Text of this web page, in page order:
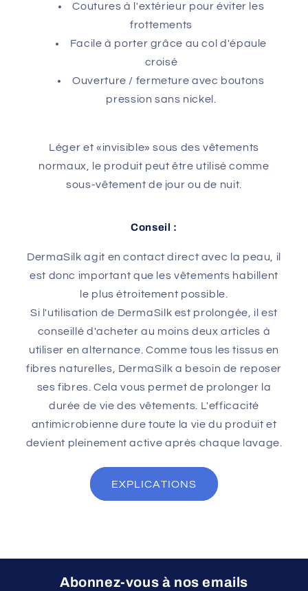
Coutures à l'extérieur pour éviter les
frottements
Facile à porter grâce au col d'épaule
croisé
Ouverture / fermeture avec boutons
pression sans nickel.
Léger et «invisible» sous des vêtements
normaux, le produit peut être utilisé comme
sous-vêtement de jour ou de nuit.
Conseil :
DermaSilk agit en contact direct avec la peau, il
est donc important que les vêtements habillent
le plus étroitement possible.
Si l'utilisation de DermaSilk est prolongée, il est
conseillé d'acheter au moins deux articles à
utiliser en alternance. Comme tous les tissus en
fibres naturelles, DermaSilk a besoin de reposer
ses fibres. Cela vous permet de prolonger la
durée de vie des vêtements. L'efficacité
antimicrobienne dure toute la vie du produit et
devient pleinement active après chaque lavage.
EXPLICATIONS
Abonnez-vous à nos emails